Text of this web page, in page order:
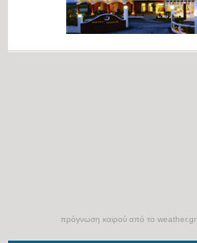
πρόγνωση καιρού από το weather.gr